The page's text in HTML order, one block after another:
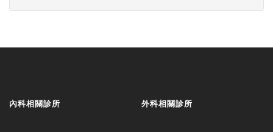
內科相關診所 外科相關診所